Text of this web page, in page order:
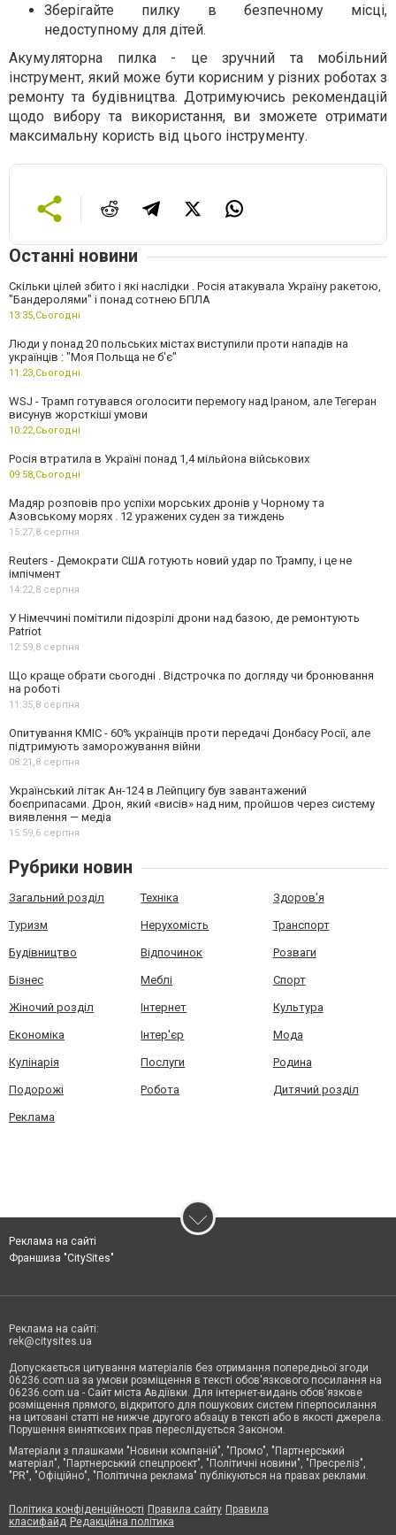
Зберігайте пилку в безпечному місці,
недоступному для дітей.
Акумуляторна пилка - це зручний та мобільний
інструмент, який може бути корисним у різних роботах з
ремонту та будівництва. Дотримуючись рекомендацій
щодо вибору та використання, ви зможете отримати
максимальну користь від цього інструменту.
Останні новини
Скільки цілей збито і які наслідки . Росія атакувала Україну ракетою,
"Бандеролями" і понад сотнею БПЛА
13:35, Сьогодні
Люди у понад 20 польських містах виступили проти нападів на
українців : "Моя Польща не б'є"
11:23, Сьогодні
WSJ - Трамп готувався оголосити перемогу над Іраном, але Тегеран
висунув жорсткіші умови
10:22, Сьогодні
Росія втратила в Україні понад 1,4 мільйона військових
09:58, Сьогодні
Мадяр розповів про успіхи морських дронів у Чорному та
Азовському морях . 12 уражених суден за тиждень
15:27, 8 серпня
Reuters - Демократи США готують новий удар по Трампу, і це не
імпічмент
14:22, 8 серпня
У Німеччині помітили підозрілі дрони над базою, де ремонтують
Patriot
12:59, 8 серпня
Що краще обрати сьогодні . Відстрочка по догляду чи бронювання
на роботі
11:35, 8 серпня
Опитування КМІС - 60% українців проти передачі Донбасу Росії, але
підтримують заморожування війни
08:21, 8 серпня
Український літак Ан-124 в Лейпцигу був завантажений
боєприпасами. Дрон, який «висів» над ним, пройшов через систему
виявлення — медіа
15:59, 6 серпня
Рубрики новин
Загальний розділ Техніка Здоров'я
Туризм Нерухомість Транспорт
Будівництво Відпочинок Розваги
Бізнес Меблі Спорт
Жіночий розділ Інтернет Культура
Економіка Інтер'єр Мода
Кулінарія Послуги Родина
Подорожі Робота Дитячий розділ
Реклама
Реклама на сайті
Франшиза "CitySites"
Реклама на сайті:
rek@citysites.ua
Допускається цитування матеріалів без отримання попередньої згоди
06236.com.ua за умови розміщення в тексті обов'язкового посилання на
06236.com.ua - Сайт міста Авдіївки. Для інтернет-видань обов'язкове
розміщення прямого, відкритого для пошукових систем гіперпосилання
на цитовані статті не нижче другого абзацу в тексті або в якості джерела.
Порушення виняткових прав переслідується Законом.
Матеріали з плашками "Новини компаній", "Промо", "Партнерський
матеріал", "Партнерський спецпроєкт", "Політичні новини", "Пресреліз",
"PR", "Офіційно", "Політична реклама" публікуються на правах реклами.
Політика конфіденційності Правила сайту Правила
класифайд Редакційна політика